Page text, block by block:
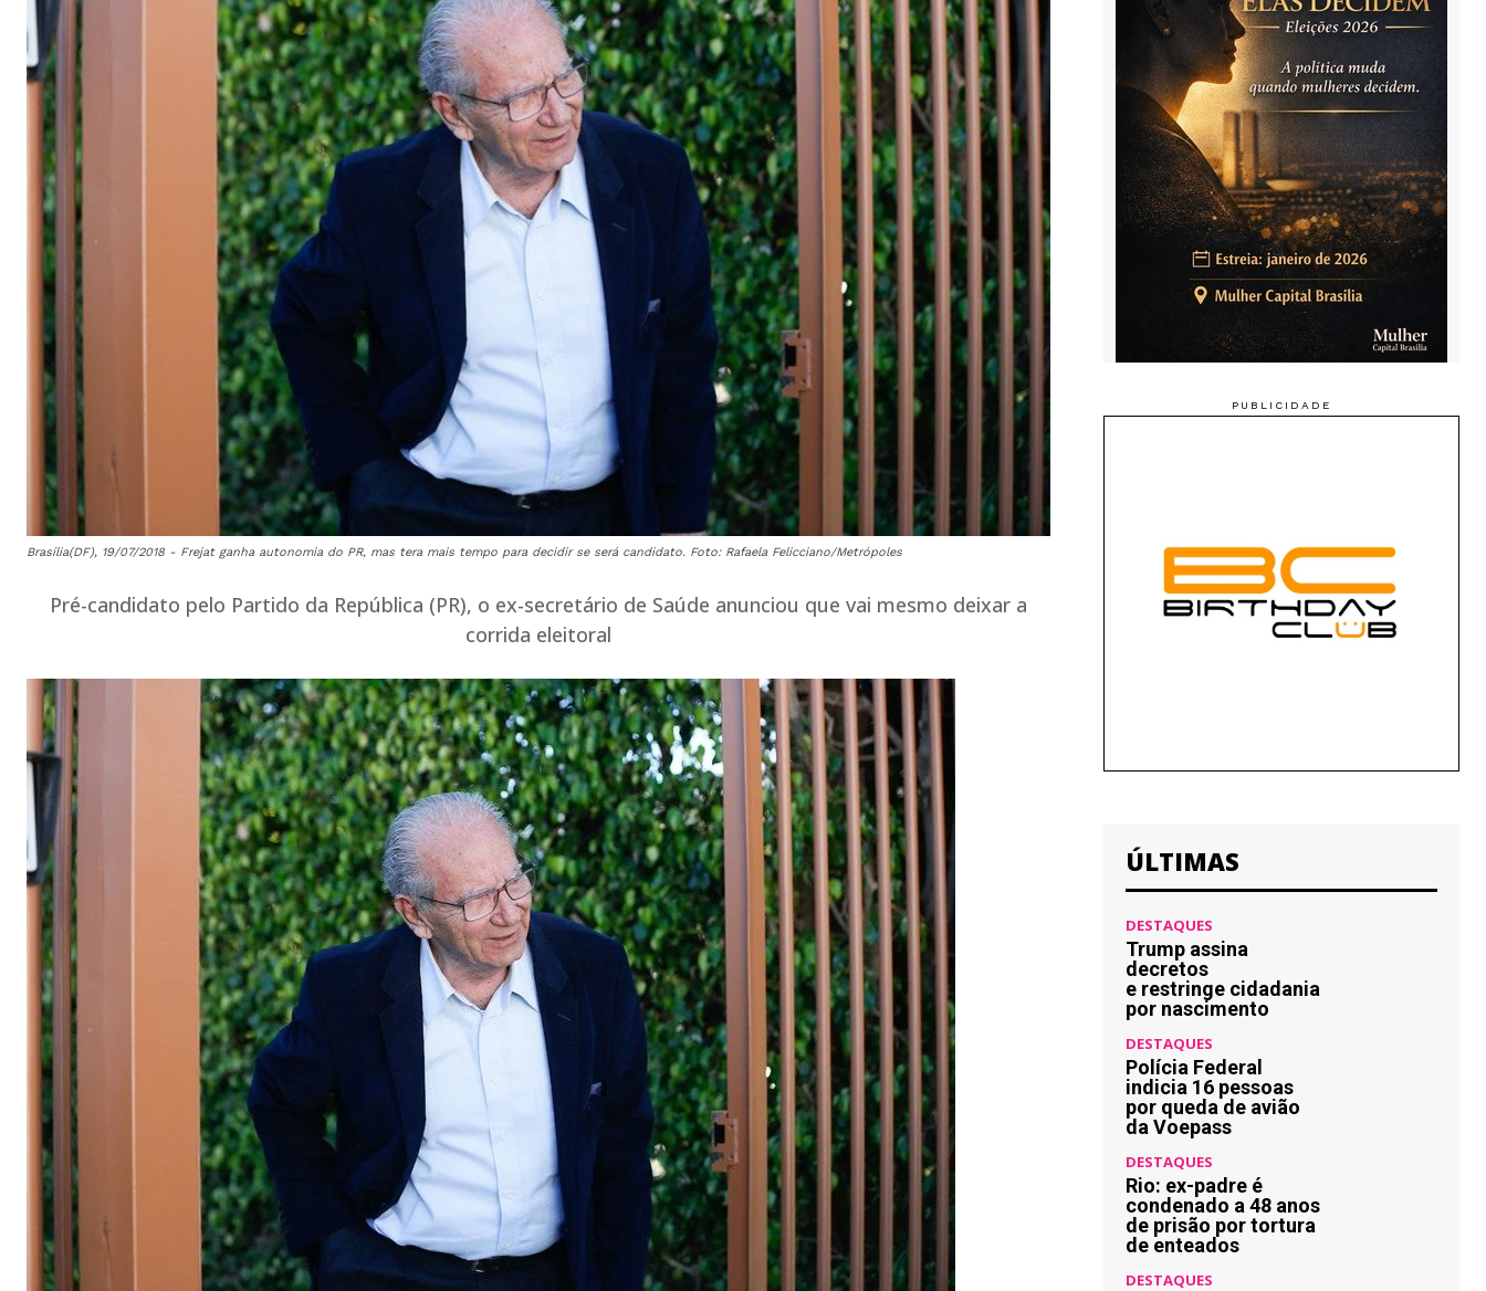
Brasília(DF), 19/07/2018 - Frejat ganha autonomia do PR, mas tera mais tempo para decidir se será candidato. Foto: Rafaela Felicciano/Metrópoles
Pré-candidato pelo Partido da República (PR), o ex-secretário de Saúde anunciou que vai mesmo deixar a
corrida eleitoral
ÚLTIMAS
DESTAQUES
Trump assina
decretos
e restringe cidadania
por nascimento
DESTAQUES
Polícia Federal
indicia 16 pessoas
por queda de avião
da Voepass
DESTAQUES
Rio: ex-padre é
condenado a 48 anos
de prisão por tortura
de enteados
DESTAQUES